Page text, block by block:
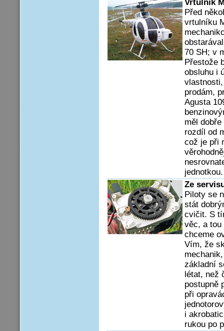
Vrtulník
Před
vrtulníku
70 SH; v
Přestože
obsluhu i
prodám,
Agusta
měl
rozdíl od
což je při
jednotkou.
Ze
Piloty se
stát
cvičit. S
věc, a tou
chceme
Vím, že
základní
létat, než
postupně
při
i
rukou po